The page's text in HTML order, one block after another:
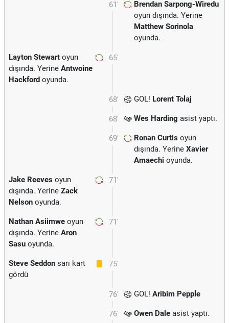
61'
Brendan Sarpong-Wiredu
oyun dışında. Yerine
Matthew Sorinola
oyunda.
65'
Layton Stewart oyun
dışında. Yerine Antwoine
Hackford oyunda.
68' GOL! Lorent Tolaj
68' Wes Harding asist yaptı.
69' Ronan Curtis oyun
dışında. Yerine Xavier
Amaechi oyunda.
71'
Jake Reeves oyun
dışında. Yerine Zack
Nelson oyunda.
71'
Nathan Asiimwe oyun
dışında. Yerine Aron
Sasu oyunda.
75'
Steve Seddon sarı kart
gördü
76' GOL! Aribim Pepple
76' Owen Dale asist yaptı.